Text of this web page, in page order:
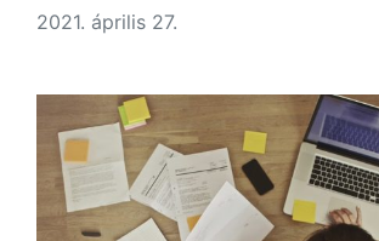
2021. április 27.